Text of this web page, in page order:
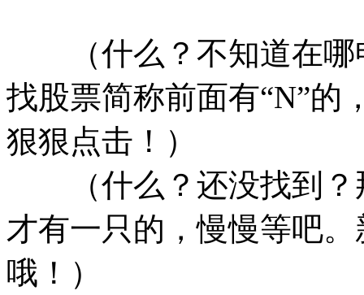
（什么？不知道在哪
找股票简称前面有“N”的
狠狠点击！）
（什么？还没找到？
才有一只的，慢慢等吧
哦！）